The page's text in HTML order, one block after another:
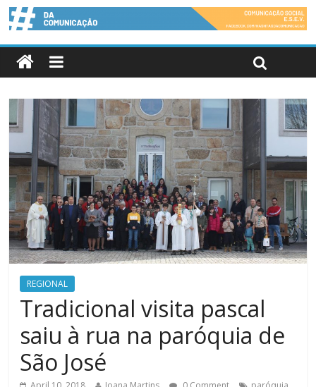
REGIONAL
Tradicional visita pascal
saiu à rua na paróquia de
São José